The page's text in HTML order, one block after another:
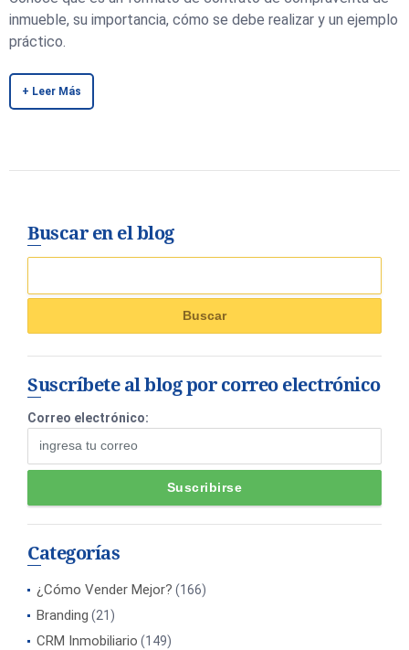
inmueble, su importancia, cómo se debe realizar y un ejemplo
práctico.
+ Leer Más
Buscar en el blog
Suscríbete al blog por correo electrónico
Correo electrónico:
Categorías
¿Cómo Vender Mejor? (166)
Branding (21)
CRM Inmobiliario (149)